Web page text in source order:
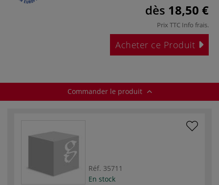
dès 18,50 €
Prix TTC Info frais.
Acheter ce Produit
Commander le produit
Réf. 35711
En stock